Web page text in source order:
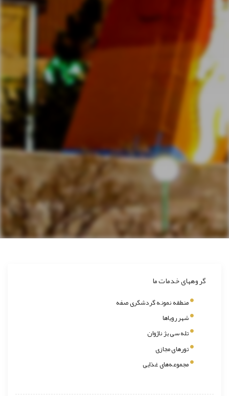
گروههای خدمات ما
منطقه نمونه گردشگری صفه
شهر رویاها
تله سی یژ ناژوان
تورهای مجازی
مجموعه‌های غذایی